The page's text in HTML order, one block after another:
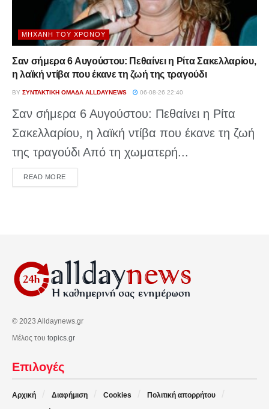
ΜΗΧΑΝΉ ΤΟΥ ΧΡΌΝΟΥ
Σαν σήμερα 6 Αυγούστου: Πεθαίνει η Ρίτα Σακελλαρίου,
η λαϊκή ντίβα που έκανε τη ζωή της τραγούδι
BY ΣΥΝΤΑΚΤΙΚΉ ΟΜΆΔΑ ALLDAYNEWS 06-08-26 22:40
Σαν σήμερα 6 Αυγούστου: Πεθαίνει η Ρίτα
Σακελλαρίου, η λαϊκή ντίβα που έκανε τη ζωή
της τραγούδι Από τη χωματερή...
READ MOREDETAILS
© 2023 Alldaynews.gr
Μέλος του topics.gr
Επιλογές
Αρχική Διαφήμιση Cookies
Πολιτική απορρήτου